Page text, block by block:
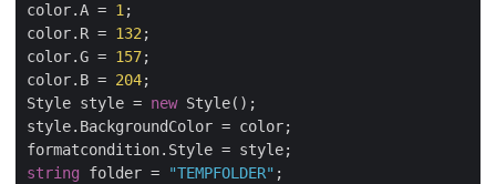
color.A = 1;
color.R = 132;
color.G = 157;
color.B = 204;
Style style = new Style();
style.BackgroundColor = color;
string folder = "TEMPFOLDER"